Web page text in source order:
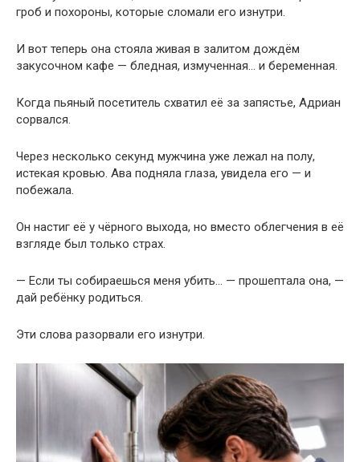
гроб и похороны, которые сломали его изнутри.
И вот теперь она стояла живая в залитом дождём
закусочном кафе — бледная, измученная… и беременная.
Когда пьяный посетитель схватил её за запястье, Адриан
сорвался.
Через несколько секунд мужчина уже лежал на полу,
истекая кровью. Ава подняла глаза, увидела его — и
побежала.
Он настиг её у чёрного выхода, но вместо облегчения в её
взгляде был только страх.
— Если ты собираешься меня убить… — прошептала она, —
дай ребёнку родиться.
Эти слова разорвали его изнутри.